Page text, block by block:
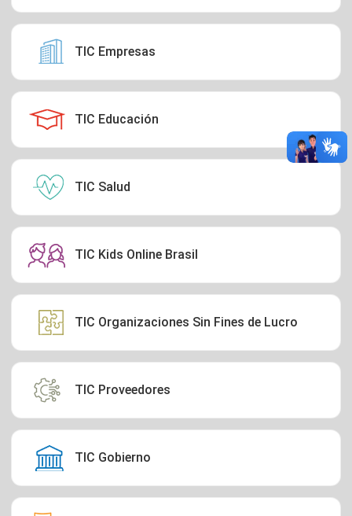
TIC Empresas
TIC Educación
TIC Salud
TIC Kids Online Brasil
TIC Organizaciones Sin Fines de Lucro
TIC Proveedores
TIC Gobierno